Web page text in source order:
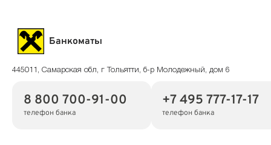
Банкоматы
445011, Самарская обл, г Тольятти, б-р Молодежный, дом 6
8 800 700-91-00
телефон банка
+7 495 777-17-17
телефон банка